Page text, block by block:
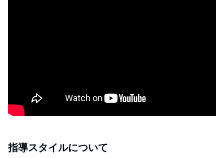
指導スタイルについて